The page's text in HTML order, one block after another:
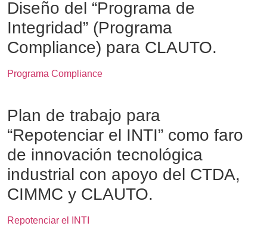
Diseño del “Programa de
Integridad” (Programa
Compliance) para CLAUTO.
Programa Compliance
Plan de trabajo para
“Repotenciar el INTI” como faro
de innovación tecnológica
industrial con apoyo del CTDA,
CIMMC y CLAUTO.
Repotenciar el INTI